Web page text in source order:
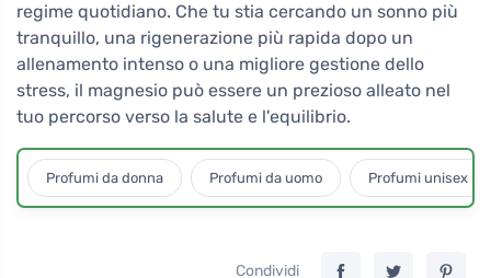
regime quotidiano. Che tu stia cercando un sonno più
tranquillo, una rigenerazione più rapida dopo un
allenamento intenso o una migliore gestione dello
stress, il magnesio può essere un prezioso alleato nel
tuo percorso verso la salute e l'equilibrio.
Profumi da donna Profumi da uomo Profumi unisex
Condividi